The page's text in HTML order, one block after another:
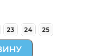
23 24 25